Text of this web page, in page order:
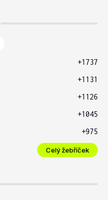
+1737
+1131
+1126
+1045
+975
Celý žebříček